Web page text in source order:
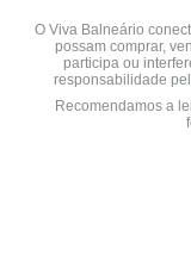
O Viva Balneário
possam comprar,
participa ou
responsabilidade
Recomendamos a